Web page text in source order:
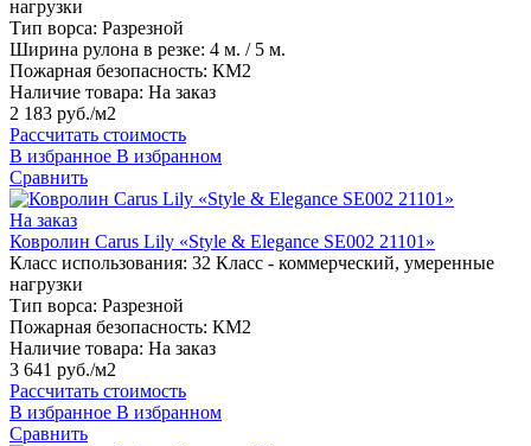
нагрузки
Тип ворса: Разрезной
Ширина рулона в резке: 4 м. / 5 м.
Пожарная безопасность: КМ2
Наличие товара: На заказ
2 183 руб./м2
Рассчитать стоимость
В избранное В избранном
Сравнить
На заказ
Ковролин Carus Lily «Style & Elegance SE002 21101»
Класс использования: 32 Класс - коммерческий, умеренные
нагрузки
Тип ворса: Разрезной
Пожарная безопасность: КМ2
Наличие товара: На заказ
3 641 руб./м2
Рассчитать стоимость
В избранное В избранном
Сравнить